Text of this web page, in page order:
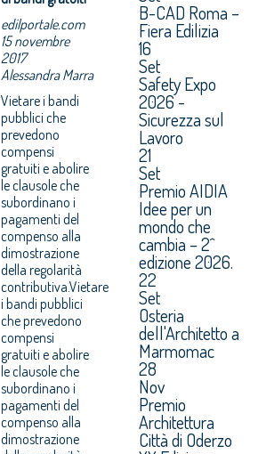
edilportale.com
15 novembre
2017
Alessandra Marra
Vietare i bandi
pubblici che
prevedono
compensi
gratuiti e abolire
le clausole che
subordinano i
pagamenti del
compenso alla
dimostrazione
della regolarità
contributiva.Vietare
i bandi pubblici
che prevedono
compensi
gratuiti e abolire
le clausole che
subordinano i
pagamenti del
compenso alla
dimostrazione
B-CAD Roma –
Fiera Edilizia
16
Set
Safety Expo
2026 -
Sicurezza sul
Lavoro
21
Set
Premio AIDIA
Idee per un
mondo che
cambia – 2^
edizione 2026.
22
Set
Osteria
dell'Architetto a
Marmomac
28
Nov
Premio
Architettura
Città di Oderzo